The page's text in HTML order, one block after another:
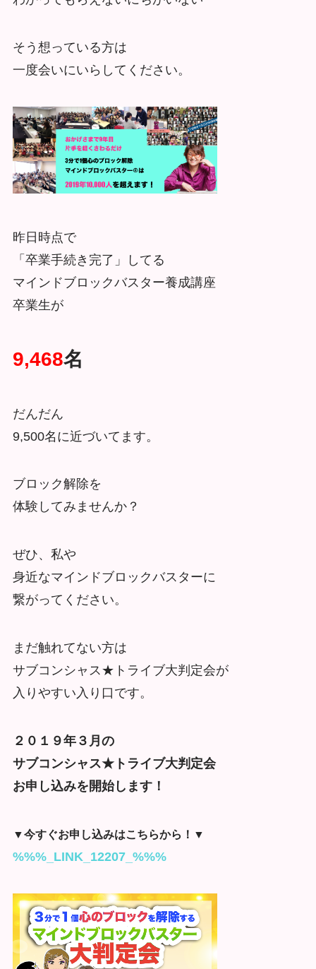
そう想っている方は
一度会いにいらしてください。
昨日時点で
「卒業手続き完了」してる
マインドブロックバスター養成講座
卒業生が
9,468名
だんだん
9,500名に近づいてます。
ブロック解除を
体験してみませんか？
ぜひ、私や
身近なマインドブロックバスターに
繋がってください。
まだ触れてない方は
サブコンシャス★トライブ大判定会が
入りやすい入り口です。
２０１９年３月の
サブコンシャス★トライブ大判定会
お申し込みを開始します！
▼今すぐお申し込みはこちらから！▼
%%%_LINK_12207_%%%